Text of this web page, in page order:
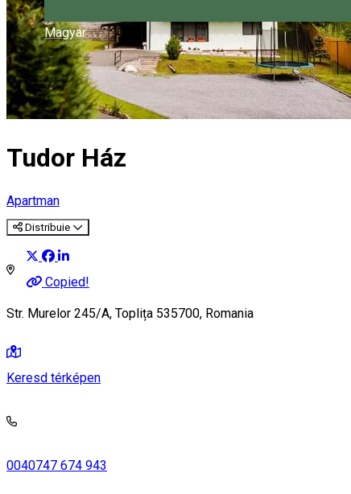
Magyar
Tudor Ház
Apartman
Distribuie
Copied!
Str. Murelor 245/A, Toplița 535700, Romania
Keresd térképen
0040747 674 943